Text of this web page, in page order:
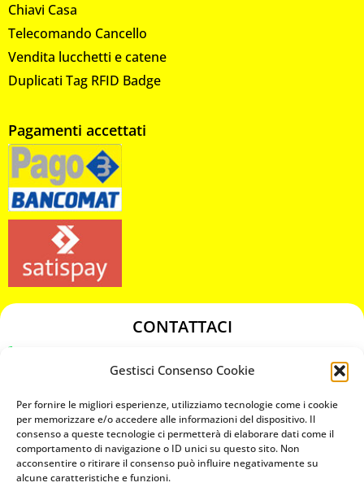
Gestisci Consenso Cookie
Per fornire le migliori esperienze, utilizziamo tecnologie come i cookie
per memorizzare e/o accedere alle informazioni del dispositivo. Il
consenso a queste tecnologie ci permetterà di elaborare dati come il
comportamento di navigazione o ID unici su questo sito. Non
acconsentire o ritirare il consenso può influire negativamente su
alcune caratteristiche e funzioni.
Chiavi Casa
Telecomando Cancello
Vendita lucchetti e catene
Duplicati Tag RFID Badge
Pagamenti accettati
CONTATTACI
chiavicodificate@gmail.com
Privacy Policy
Cookie Policy